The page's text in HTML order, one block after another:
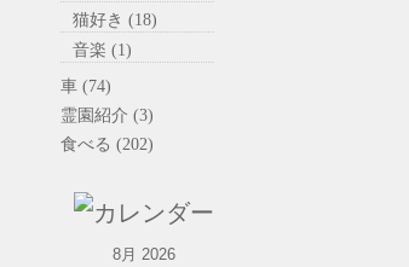
猫好き (18)
音楽 (1)
車 (74)
霊園紹介 (3)
食べる (202)
8月 2026